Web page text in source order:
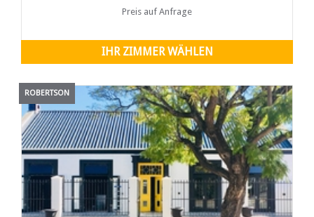
zu Fuß erreichbar ist) und ist fast vollständig
Preis auf Anfrage
IHR ZIMMER WÄHLEN
ROBERTSON